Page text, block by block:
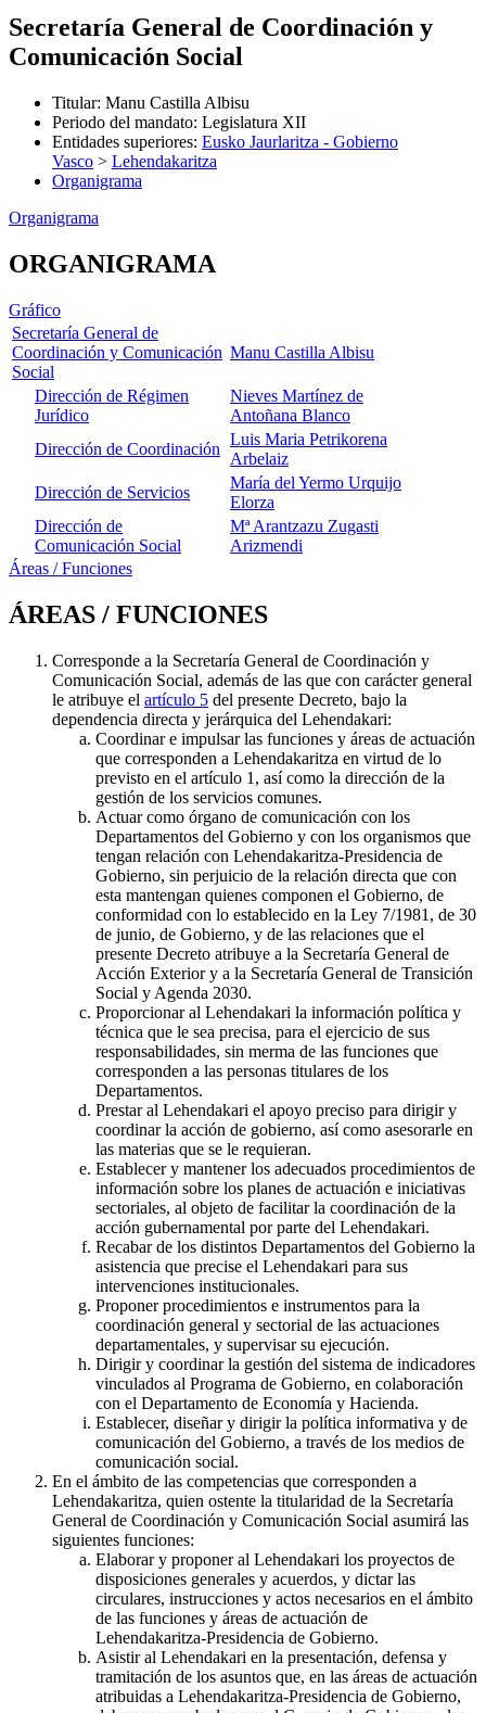
Secretaría General de Coordinación y
Comunicación Social
Titular: Manu Castilla Albisu
Periodo del mandato: Legislatura XII
Entidades superiores: Eusko Jaurlaritza - Gobierno
Vasco > Lehendakaritza
Organigrama
Organigrama
ORGANIGRAMA
Gráfico
Secretaría General de
Coordinación y Comunicación
Social
Manu Castilla Albisu
Dirección de Régimen
Jurídico
Nieves Martínez de
Antoñana Blanco
Dirección de Coordinación
Luis Maria Petrikorena
Arbelaiz
Dirección de Servicios
María del Yermo Urquijo
Elorza
Dirección de
Comunicación Social
Mª Arantzazu Zugasti
Arizmendi
Áreas / Funciones
ÁREAS / FUNCIONES
Corresponde a la Secretaría General de Coordinación y
Comunicación Social, además de las que con carácter general
le atribuye el artículo 5 del presente Decreto, bajo la
dependencia directa y jerárquica del Lehendakari:
Coordinar e impulsar las funciones y áreas de actuación
que corresponden a Lehendakaritza en virtud de lo
previsto en el artículo 1, así como la dirección de la
gestión de los servicios comunes.
Actuar como órgano de comunicación con los
Departamentos del Gobierno y con los organismos que
tengan relación con Lehendakaritza-Presidencia de
Gobierno, sin perjuicio de la relación directa que con
esta mantengan quienes componen el Gobierno, de
conformidad con lo establecido en la Ley 7/1981, de 30
de junio, de Gobierno, y de las relaciones que el
presente Decreto atribuye a la Secretaría General de
Acción Exterior y a la Secretaría General de Transición
Social y Agenda 2030.
Proporcionar al Lehendakari la información política y
técnica que le sea precisa, para el ejercicio de sus
responsabilidades, sin merma de las funciones que
corresponden a las personas titulares de los
Departamentos.
Prestar al Lehendakari el apoyo preciso para dirigir y
coordinar la acción de gobierno, así como asesorarle en
las materias que se le requieran.
Establecer y mantener los adecuados procedimientos de
información sobre los planes de actuación e iniciativas
sectoriales, al objeto de facilitar la coordinación de la
acción gubernamental por parte del Lehendakari.
Recabar de los distintos Departamentos del Gobierno la
asistencia que precise el Lehendakari para sus
intervenciones institucionales.
Proponer procedimientos e instrumentos para la
coordinación general y sectorial de las actuaciones
departamentales, y supervisar su ejecución.
Dirigir y coordinar la gestión del sistema de indicadores
vinculados al Programa de Gobierno, en colaboración
con el Departamento de Economía y Hacienda.
Establecer, diseñar y dirigir la política informativa y de
comunicación del Gobierno, a través de los medios de
comunicación social.
En el ámbito de las competencias que corresponden a
Lehendakaritza, quien ostente la titularidad de la Secretaría
General de Coordinación y Comunicación Social asumirá las
siguientes funciones:
Elaborar y proponer al Lehendakari los proyectos de
disposiciones generales y acuerdos, y dictar las
circulares, instrucciones y actos necesarios en el ámbito
de las funciones y áreas de actuación de
Lehendakaritza-Presidencia de Gobierno.
Asistir al Lehendakari en la presentación, defensa y
tramitación de los asuntos que, en las áreas de actuación
atribuidas a Lehendakaritza-Presidencia de Gobierno,